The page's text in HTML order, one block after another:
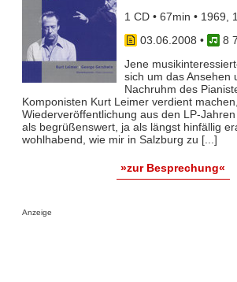
1 CD • 67min • 1969,
03.06.2008 •
8
Jene
sich um das Ansehen
Nachruhm des
Komponisten Kurt Leimer verdient
Wiederveröffentlichung aus den LP-
als begrüßenswert, ja als längst hinfällig
wohlhabend, wie mir in Salzburg zu [...]
»zur Besprechung«
Anzeige